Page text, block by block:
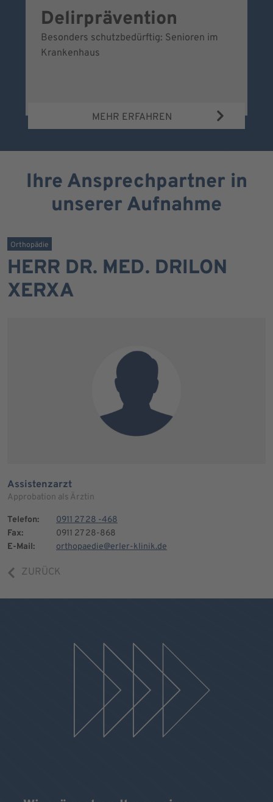
Delirprävention
Besonders schutzbedürftig: Senioren im
Krankenhaus
MEHR ERFAHREN
Ihre Ansprechpartner in
unserer Aufnahme
Orthopädie
HERR DR. MED. DRILON
XERXA
Assistenzarzt
Approbation als Ärztin
Telefon:
0911 27 28 -468
Fax:
0911 27 28-868
E-Mail:
orthopaedie@erler-klinik.de
ZURÜCK